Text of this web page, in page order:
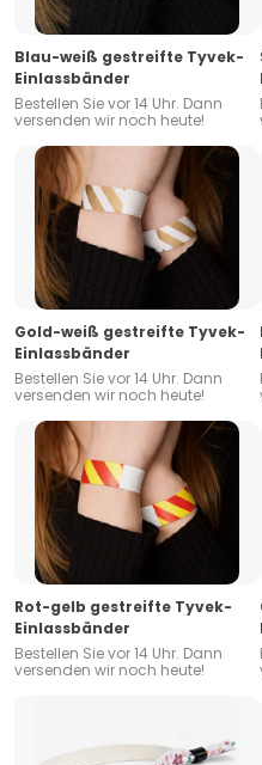
Blau-weiß gestreifte Tyvek-
Einlassbänder
Bestellen Sie vor 14 Uhr. Dann
versenden wir noch heute!
Gold-weiß gestreifte Tyvek-
Einlassbänder
Bestellen Sie vor 14 Uhr. Dann
versenden wir noch heute!
Rot-gelb gestreifte Tyvek-
Einlassbänder
Bestellen Sie vor 14 Uhr. Dann
versenden wir noch heute!